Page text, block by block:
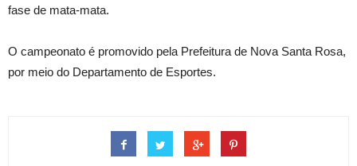
fase de mata-mata.
O campeonato é promovido pela Prefeitura de Nova Santa Rosa,
por meio do Departamento de Esportes.